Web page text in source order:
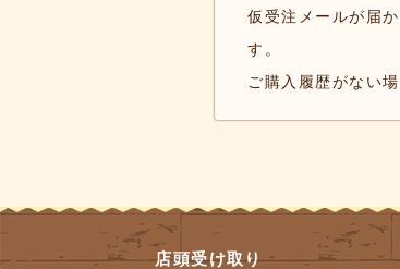
仮受注メールが届
す。
ご購入履歴がない
店頭受け取り